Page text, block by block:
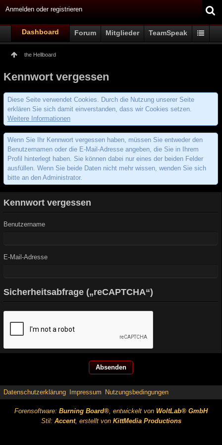
Anmelden oder registrieren
Dashboard Forum Mitglieder TeamSpeak
the Hellboard
Kennwort vergessen
Diese Seite verwendet Cookies. Durch die Nutzung unserer Seite
erklären Sie sich damit einverstanden, dass wir Cookies setzen.
Weitere Informationen
Wenn Sie Ihr Kennwort vergessen haben, müssen Sie entweder den
Benutzernamen oder die E-Mail-Adresse angeben, die Sie in Ihrem
Profil hinterlegt haben. Sie können dabei nur eines der beiden Felder
ausfüllen. Wenn Sie beide Daten nicht mehr wissen, wenden Sie sich
bitte an den Administrator.
Kennwort vergessen
Benutzername
E-Mail-Adresse
Sicherheitsabfrage („reCAPTCHA“)
Datenschutzerklärung Impressum Nutzungsbedingungen
Forensoftware: Burning Board®, entwickelt von WoltLab® GmbH
Stil: Accent, erstellt von KittMedia Productions